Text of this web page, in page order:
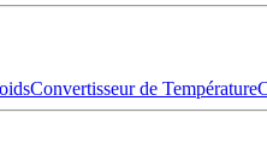
Convertisseur de Température